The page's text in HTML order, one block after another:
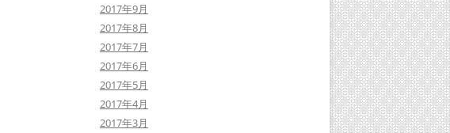
2017年9月
2017年8月
2017年7月
2017年6月
2017年5月
2017年4月
2017年3月